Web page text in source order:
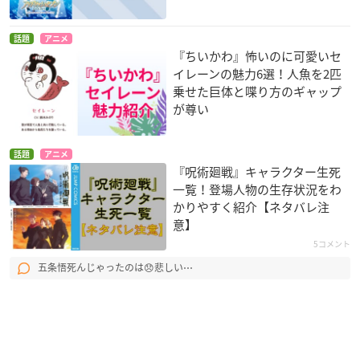
話題 アニメ
『ちいかわ』怖いのに可愛いセ
イレーンの魅力6選！人魚を2匹
乗せた巨体と喋り方のギャップ
が尊い
話題 アニメ
『呪術廻戦』キャラクター生死
一覧！登場人物の生存状況をわ
かりやすく紹介【ネタバレ注
意】
5コメント
五条悟死んじゃったのは😞悲しい⋯